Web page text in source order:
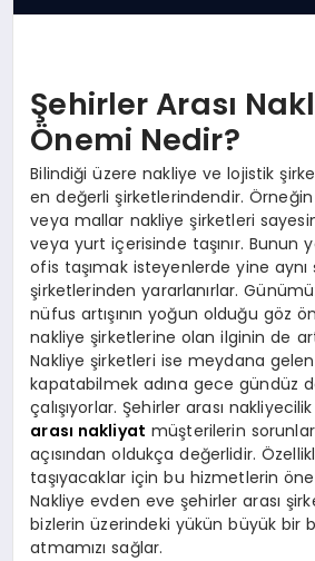
Şehirler Arası
Önemi Nedir?
Bilindiği üzere nakliye ve lojistik
en değerli şirketlerindendir.
veya mallar nakliye şirketleri
veya yurt içerisinde taşınır. Bunun
ofis taşımak isteyenlerde yine aynı
şirketlerinden yararlanırlar.
nüfus artışının yoğun olduğu göz
nakliye şirketlerine olan ilginin de
Nakliye şirketleri ise meydana gelen
kapatabilmek adına gece gündüz
çalışıyorlar. Şehirler arası
arası nakliyat müşterilerin
açısından oldukça değerlidir.
taşıyacaklar için bu hizmetlerin
Nakliye evden eve şehirler arası
bizlerin üzerindeki yükün büyük bir
atmamızı sağlar.